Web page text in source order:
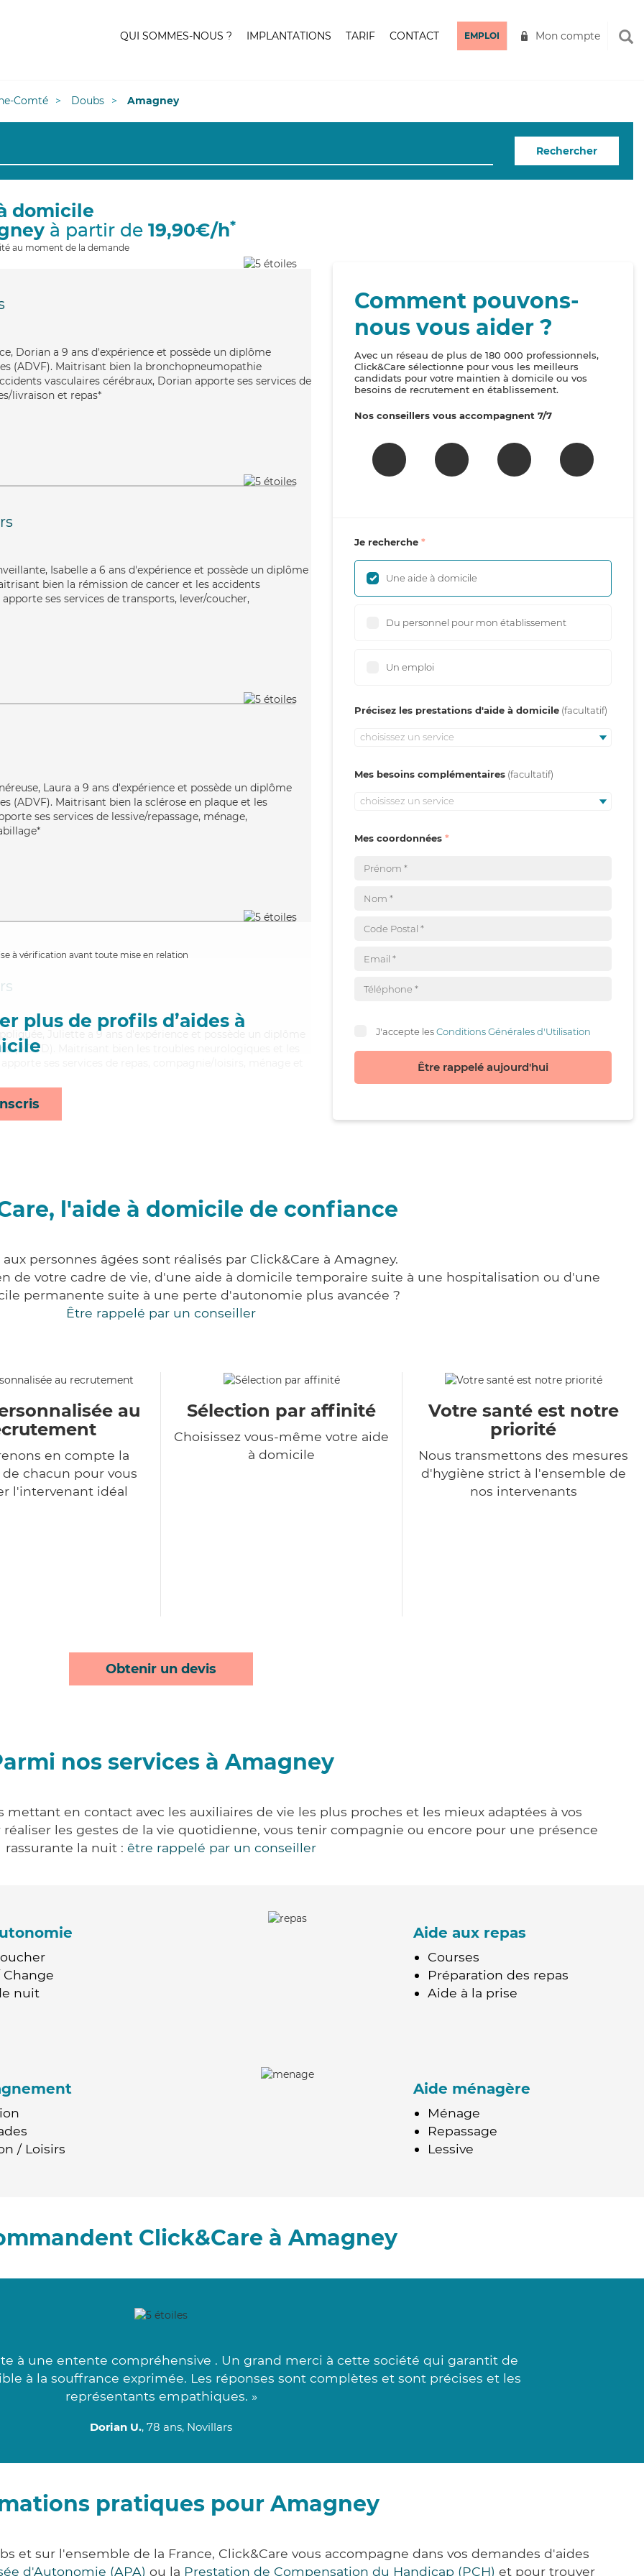
QUI SOMMES-NOUS ? IMPLANTATIONS TARIF CONTACT EMPLOI Mon compte
Comté Doubs Amagney
Rechercher
domicile
à partir de 19,90€/h*
au moment de la demande
Dorian a 9 ans d'expérience et possède un diplôme
(ADVF). Maitrisant bien la bronchopneumopathie
vasculaires cérébraux, Dorian apporte ses services de
livraison et repas*
Isabelle a 6 ans d'expérience et possède un diplôme
bien la rémission de cancer et les accidents
ses services de transports, lever/coucher,
Laura a 9 ans d'expérience et possède un diplôme
(ADVF). Maitrisant bien la sclérose en plaque et les
ses services de lessive/repassage, ménage,
à vérification avant toute mise en relation
plus de profils d’aides à
Juliette a 9 ans d'expérience et possède un diplôme
(ADVD). Maitrisant bien les troubles neurologiques et les
Comment pouvons-
nous vous aider ?
Avec un réseau de plus de 180 000 professionnels,
Click&Care sélectionne pour vous les meilleurs
candidats pour votre maintien à domicile ou vos
besoins de recrutement en établissement.
Nos conseillers vous accompagnent 7/7
Je recherche
Une aide à domicile
Du personnel pour mon établissement
Un emploi
Précisez les prestations d'aide à domicile
choisissez un service
Mes besoins complémentaires
choisissez un service
Mes coordonnées
J'accepte lesConditions Générales d'Utilisation
Être rappelé aujourd'hui
l'aide à domicile de confiance
aux personnes âgées sont réalisés par Click&Care à Amagney.
de votre cadre de vie, d'une aide à domicile temporaire suite à une hospitalisation ou d'une
permanente suite à une perte d'autonomie plus avancée ?
Être rappelé par un conseiller
au
en compte la
chacun pour vous
l'intervenant idéal
Sélection par affinité
Choisissez vous-même votre aide
à domicile
Votre santé est notre
priorité
Nous transmettons des mesures
d'hygiène strict à l'ensemble de
nos intervenants
Obtenir un devis
nos services à Amagney
en contact avec les auxiliaires de vie les plus proches et les mieux adaptées à vos
les gestes de la vie quotidienne, vous tenir compagnie ou encore pour une présence
rassurante la nuit : être rappelé par un conseiller
nuit
Aide aux repas
Courses
Préparation des repas
Aide à la prise
/ Loisirs
Aide ménagère
Ménage
Repassage
Lessive
Click&Care à Amagney
à une entente compréhensive . Un grand merci à cette société qui garantit de
à la souffrance exprimée. Les réponses sont complètes et sont précises et les
représentants empathiques. »
Dorian U., 78 ans, Novillars
pratiques pour Amagney
et sur l'ensemble de la France, Click&Care vous accompagne dans vos demandes d'aides
d'Autonomie (APA) ou la Prestation de Compensation du Handicap (PCH) et pour trouver